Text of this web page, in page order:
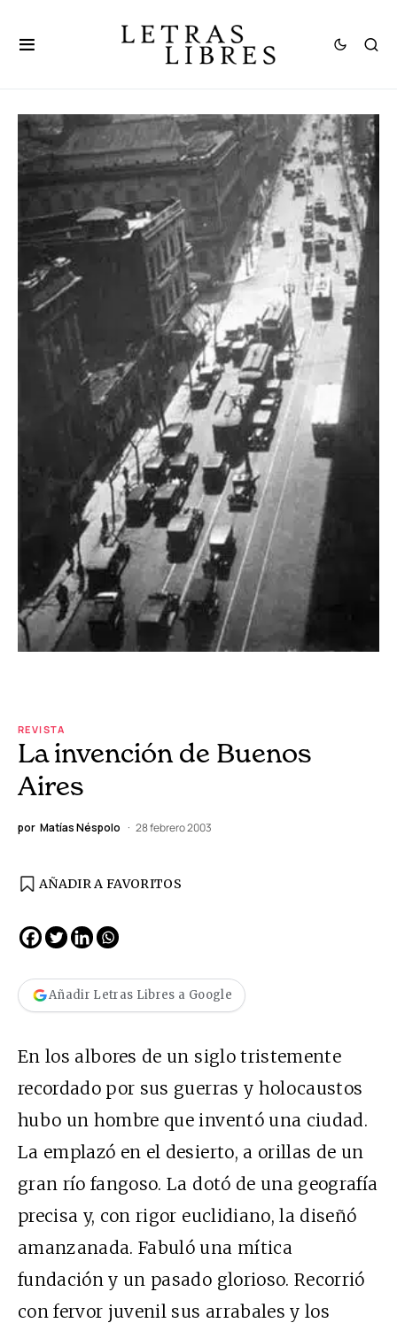
REVISTA
La invención de Buenos
Aires
por Matías Néspolo 28 febrero 2003
AÑADIR A FAVORITOS
Añadir Letras Libres a Google
En los albores de un siglo tristemente
recordado por sus guerras y holocaustos
hubo un hombre que inventó una ciudad.
La emplazó en el desierto, a orillas de un
gran río fangoso. La dotó de una geografía
precisa y, con rigor euclidiano, la diseñó
amanzanada. Fabuló una mítica
fundación y un pasado glorioso. Recorrió
con fervor juvenil sus arrabales y los